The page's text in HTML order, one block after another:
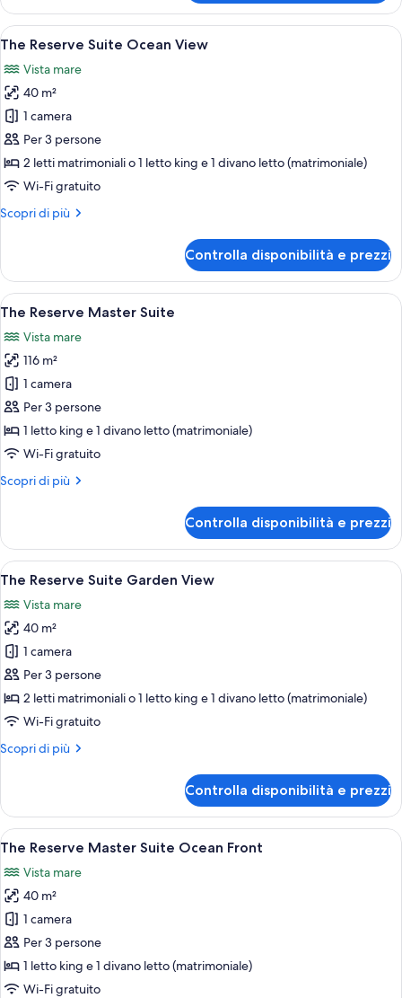
Reserve
Master
Suite-
Front
Swim
Up
Apri
tutte
le
foto
per
The
Reserve
Suite
View
Camera d'albergo con un letto
8
The Reserve Suite Ocean View
Vista mare
40 m²
1 camera
Per 3 persone
2 letti matrimoniali o 1 letto king e 1 divano letto (matrimoniale)
Wi-Fi gratuito
Scopri di più
Altri
Reserve
Suite
Ocean
Controlla disponibilità e prezzi
Apri
tutte
le
foto
per
The
Reserve
Master
Una camera d'albergo con un letto,
8
The Reserve Master Suite
Vista mare
116 m²
1 camera
Per 3 persone
1 letto king e 1 divano letto (matrimoniale)
Wi-Fi gratuito
Scopri di più
Altri
Reserve
Master
Suite
Controlla disponibilità e prezzi
Apri
tutte
le
foto
per
The
Reserve
Suite
Garden
View
Camera d'albergo con due letti, una
7
The Reserve Suite Garden View
Vista mare
40 m²
1 camera
Per 3 persone
2 letti matrimoniali o 1 letto king e 1 divano letto (matrimoniale)
Wi-Fi gratuito
Scopri di più
Altri
Reserve
Suite
Garden
Controlla disponibilità e prezzi
Apri
tutte
le
foto
per
The
Reserve
Master
Camera d'albergo con un letto
8
The Reserve Master Suite Ocean Front
Vista mare
40 m²
1 camera
Per 3 persone
1 letto king e 1 divano letto (matrimoniale)
Wi-Fi gratuito